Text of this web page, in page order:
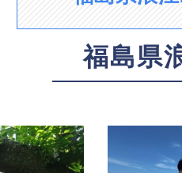
福島県